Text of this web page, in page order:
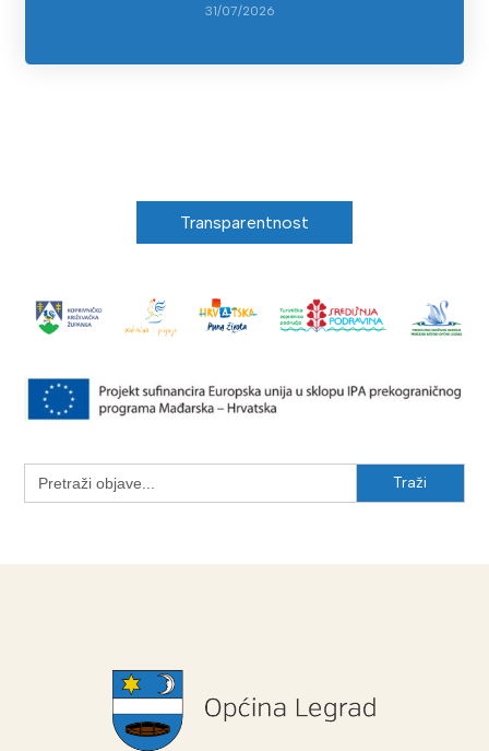
31/07/2026
Transparentnost
Search
for: